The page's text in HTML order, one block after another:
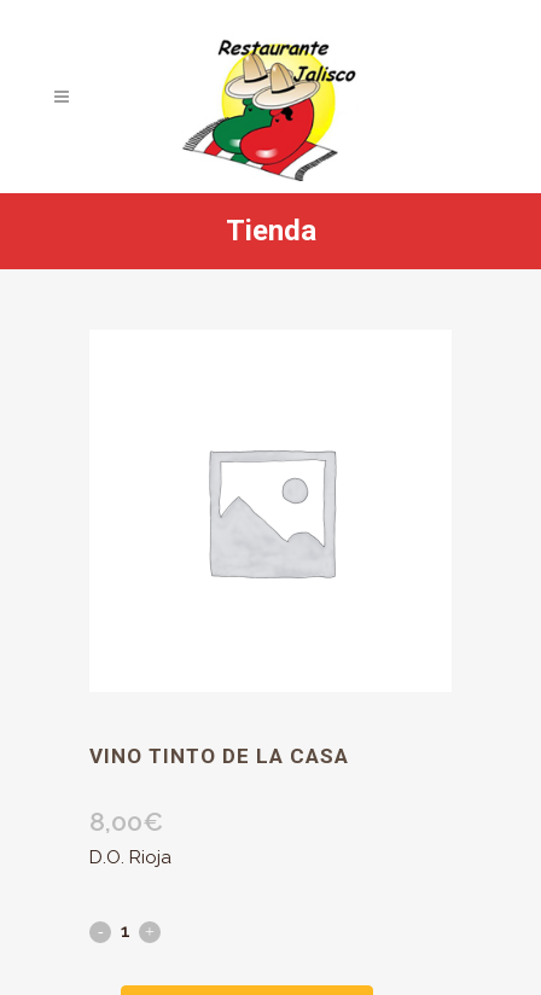
Tienda
VINO TINTO DE LA CASA
8,00€
D.O. Rioja